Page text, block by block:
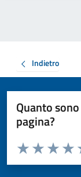
Indietro
Quanto
pagina?
Valuta da 1 a 5
Valuta
Valuta 2
Valuta 1 stelle